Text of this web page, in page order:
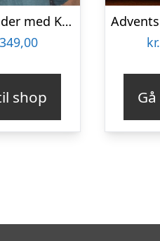
Julekalender med Kaffekapsler
349,00
shop
kr.